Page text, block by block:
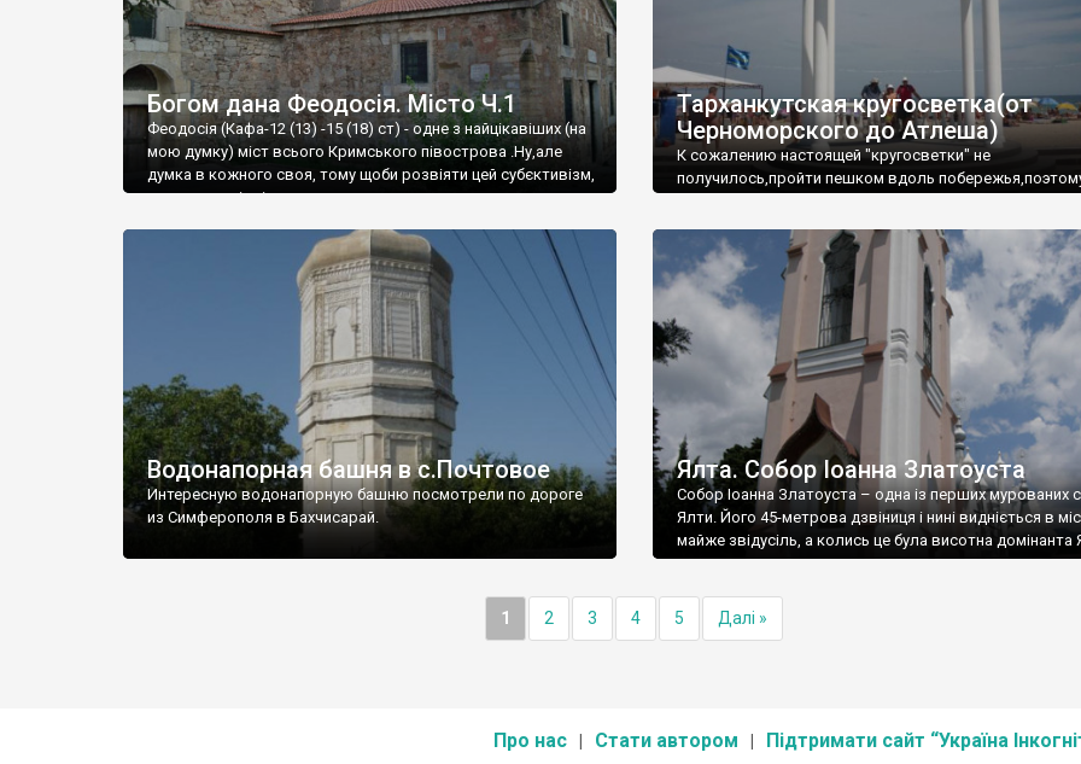
Богом дана Феодосія. Місто Ч.1
Феодосія (Кафа-12 (13) -15 (18) ст) - одне з найцікавіших (на
мою думку) міст всього Кримського півострова .Ну,але
думка в кожного своя, тому щоби розвіяти цей субєктивізм,
запрошую відвідати це
Тарханкутская кругосветка(от
Черноморского до Атлеша)
К сожалению настоящей "кругосветки" не
получилось,пройти пешком вдоль
Водонапорная башня в с.Почтовое
Интересную водонапорную башню посмотрели по дороге
из Симферополя в Бахчисарай.
Ялта. Собор Іоанна Златоуста
Собор Іоанна Златоуста – одна із перших мурованих
Ялти. Його 45-метрова дзвіниця і нині видніється в
майже звідусіль, а колись це була висотна домінанта
1 2 3 4 5 Далі »
Про нас Стати автором Підтримати сайт “Україна